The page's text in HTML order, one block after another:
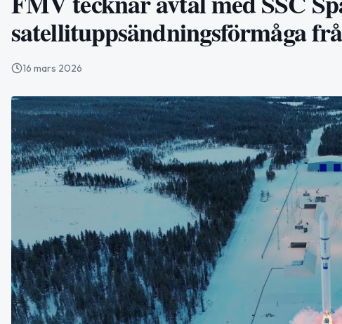
satellituppsändningsförmåga
16 mars 2026